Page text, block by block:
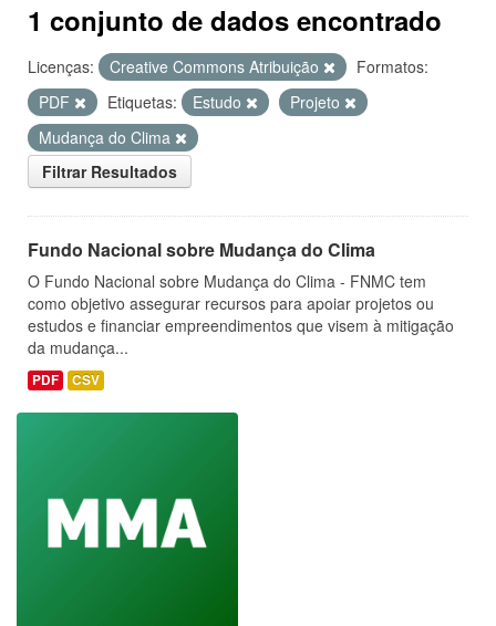
1 conjunto de dados encontrado
Licenças: Creative Commons Atribuição
Formatos:
PDF
Etiquetas: Estudo
Projeto
Mudança do Clima
Filtrar Resultados
Fundo Nacional sobre Mudança do Clima
O Fundo Nacional sobre Mudança do Clima - FNMC tem
como objetivo assegurar recursos para apoiar projetos ou
estudos e financiar empreendimentos que visem à mitigação
da mudança...
PDF CSV